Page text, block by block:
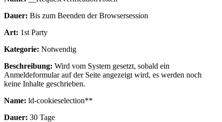
Dauer: Bis zum Beenden der Browsersession
Art: 1st Party
Kategorie: Notwendig
Beschreibung: Wird vom System gesetzt, sobald ein
Anmeldeformular auf der Seite angezeigt wird, es werden noch
keine Inhalte geschrieben.
Name: ld-cookieselection**
Dauer: 30 Tage